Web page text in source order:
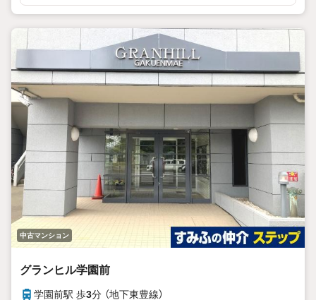
中古マンション
グランヒル学園前
学園前駅 歩3分 （地下東豊線）